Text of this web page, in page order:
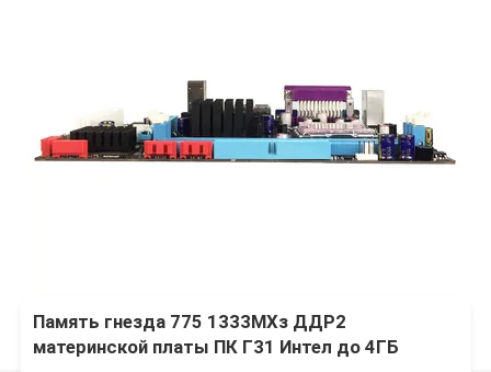
Память гнезда 775 1333МХз ДДР2
материнской платы ПК Г31 Интел до 4ГБ